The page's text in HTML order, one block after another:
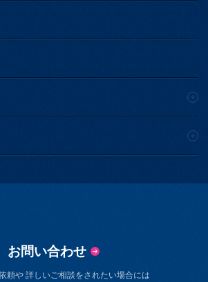
お問い合わせ
頼や 詳しいご相談をされたい場合には